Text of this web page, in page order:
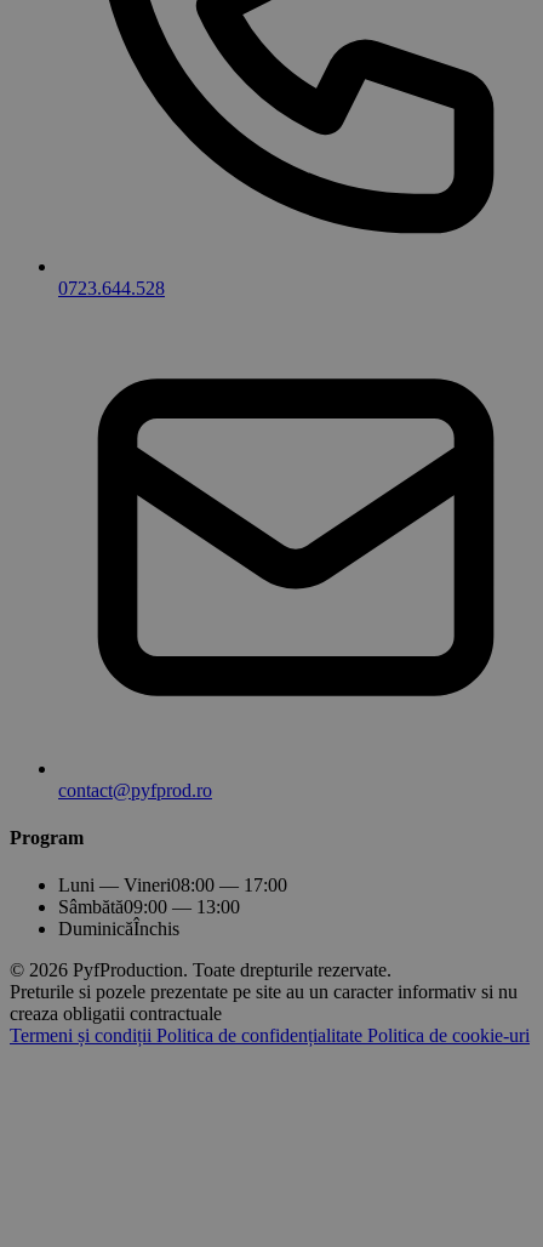
0723.644.528
contact@pyfprod.ro
Program
Luni — Vineri08:00 — 17:00
Sâmbătă09:00 — 13:00
DuminicăÎnchis
© 2026 PyfProduction. Toate drepturile rezervate.
Preturile si pozele prezentate pe site au un caracter informativ si nu
creaza obligatii contractuale
Termeni și condiții Politica de confidențialitate Politica de cookie-uri